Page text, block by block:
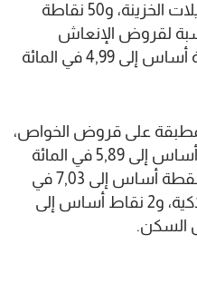
إلى 5,38 في المائة برسم تسهيلات الخزينة، و50 نقاطة
بالنسبة لقروض الإنعاش
العقاري، وتراجعا قدره 12 نقطة أساس إلى 4,99 في المائة
على قروض الخواص،
فقد انخفضت بواقع 20 نقطة أساس إلى 5,89 في المائة
مع تسجيل تراجعات بقيمة 19 نقطة أساس إلى 7,03 في
المائة برسم القروض الاستهلاكية، و2 نقاط أساس إلى